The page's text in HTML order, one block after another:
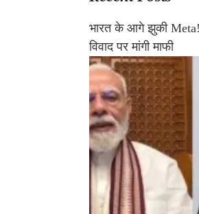
भारत के आगे झुकी Meta!
विवाद पर मांगी माफी